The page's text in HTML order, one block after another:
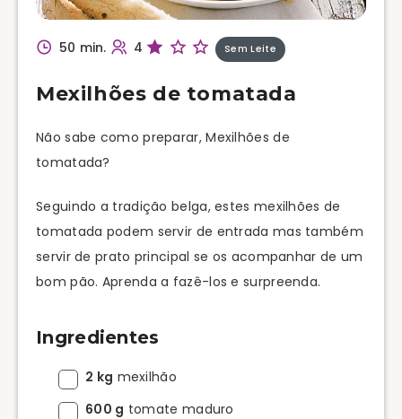
50 min. 4 Sem Leite
Mexilhões de tomatada
Não sabe como preparar, Mexilhões de
tomatada?
Seguindo a tradição belga, estes mexilhões de
tomatada podem servir de entrada mas também
servir de prato principal se os acompanhar de um
bom pão. Aprenda a fazê-los e surpreenda.
Ingredientes
2 kg mexilhão
600 g tomate maduro